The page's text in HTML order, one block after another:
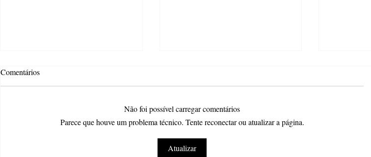
Estão abertas as inscrições para
Comentários
Não foi possível carregar comentários
Parece que houve um problema técnico. Tente reconectar ou atualizar a página.
Atualizar